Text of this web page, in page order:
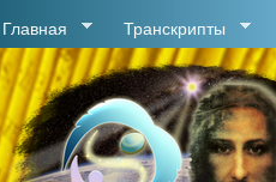
MAIN MENU
Главная Транскрипты